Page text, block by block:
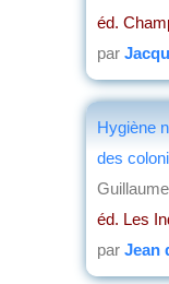
éd.
par
Hygiène
des
éd. Les
par Jean